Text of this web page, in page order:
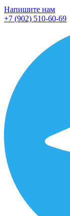
Напишите нам
+7 (902) 510-60-69